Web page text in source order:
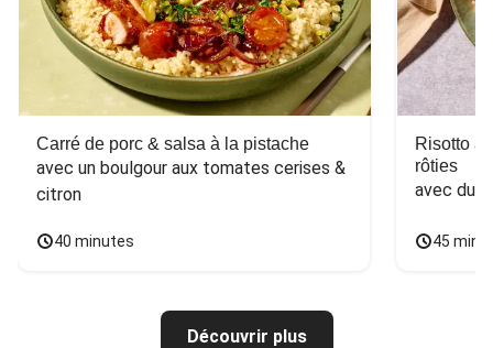
Carré de porc & salsa à la pistache
avec un boulgour aux tomates cerises &
citron
40 minutes
Risotto
rôties
avec du
45
Découvrir plus